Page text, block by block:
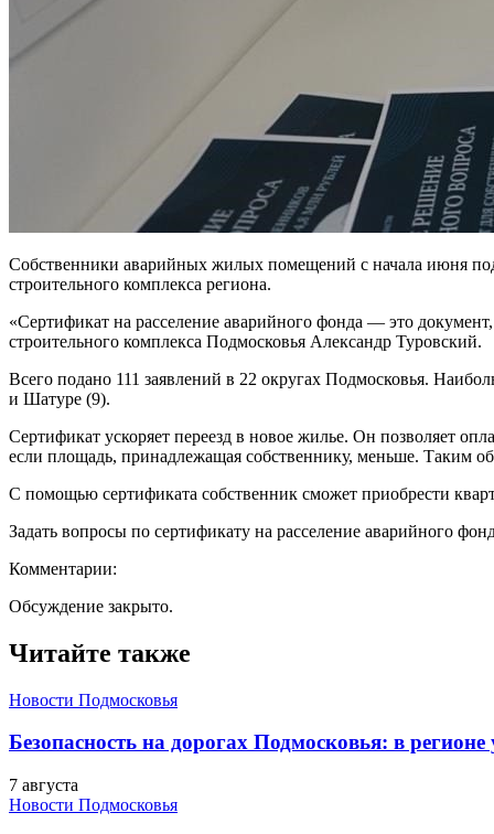
Собственники аварийных жилых помещений с начала июня
строительного комплекса региона.
«Сертификат на расселение аварийного фонда — это
строительного комплекса Подмосковья Александр Туровский.
Всего подано 111 заявлений в 22 округах Подмосковья.
и Шатуре (9).
Сертификат ускоряет переезд в новое жилье. Он позволяет
если площадь, принадлежащая собственнику, меньше. Таким
С помощью сертификата собственник сможет приобрести
Задать вопросы по сертификату на расселение аварийного
Комментарии:
Обсуждение закрыто.
Читайте также
Новости Подмосковья
Безопасность на дорогах Подмосковья: в регионе
7 августа
Новости Подмосковья